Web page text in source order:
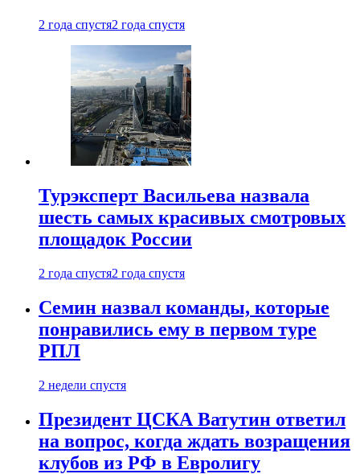
2 года спустя2 года спустя
Турэксперт Васильева назвала
шесть самых красивых смотровых
площадок России
2 года спустя2 года спустя
Семин назвал команды, которые
понравились ему в первом туре
РПЛ
2 недели спустя
Президент ЦСКА Ватутин ответил
на вопрос, когда ждать возращения
клубов из РФ в Евролигу